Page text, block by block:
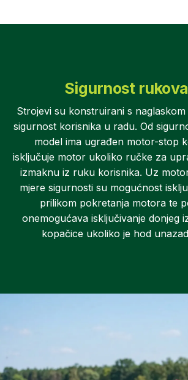
Sigurnost
Strojevi su konstruirani s
sigurnost korisnika u radu. Od
model ima ugrađen motor-stop
isključuje motor ukoliko ručke za
izmaknu iz ruku korisnika. Uz
mjere sigurnosti su mogućnost
prilikom pokretanja motora te
onemogućava isključivanje donjeg
kopačice ukoliko je hod